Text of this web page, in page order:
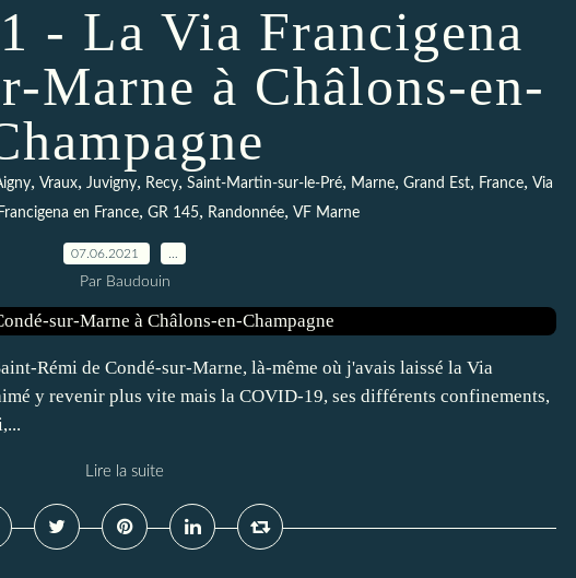
- La Via Francigena
Marne à Châlons-en-
, Vraux, Juvigny, Recy, Saint-Martin-sur-le-Pré, Marne, Grand Est, France, Via
en France, GR 145, Randonnée, VF Marne
07.06.2021
Par Baudouin
Rémi de Condé-sur-Marne, là-même où j'avais laissé la Via
y revenir plus vite mais la COVID-19, ses différents confinements,
Lire la suite